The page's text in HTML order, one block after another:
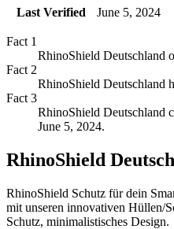
Last Verified
June 5, 2024
Fact 1
RhinoShield Deutschland
Fact 2
RhinoShield Deutschland
Fact 3
RhinoShield Deutschland
June 5, 2024.
RhinoShield
RhinoShield Schutz für dein
mit unseren innovativen Hüllen/
Schutz, minimalistisches Design.